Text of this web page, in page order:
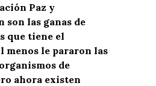
Paz y
son las ganas de
que tiene el
menos le pararon las
de
ahora existen